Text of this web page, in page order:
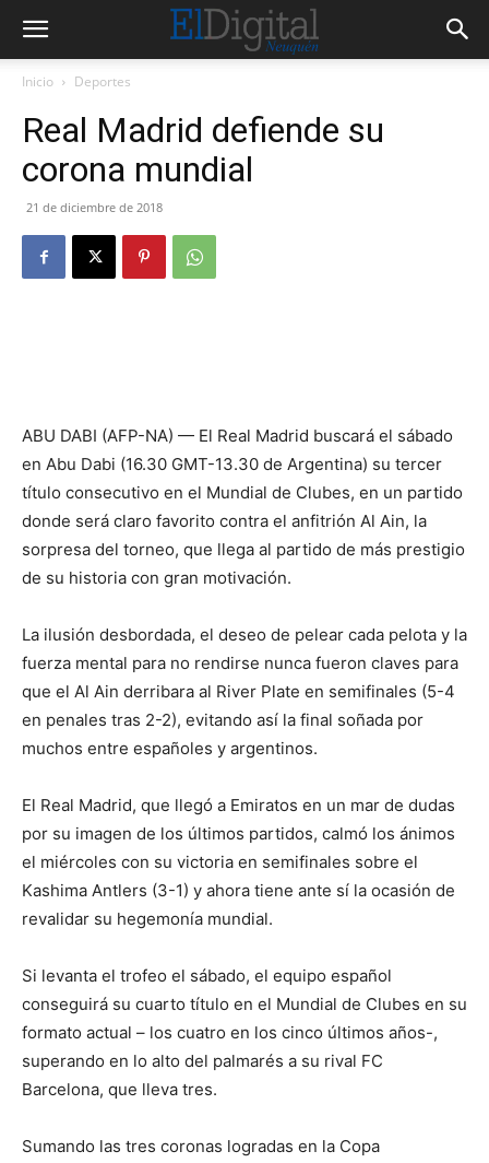
Inicio Deportes
Real Madrid defiende su
corona mundial
21 de diciembre de 2018
ABU DABI (AFP-NA) — El Real Madrid buscará el sábado
en Abu Dabi (16.30 GMT-13.30 de Argentina) su tercer
título consecutivo en el Mundial de Clubes, en un partido
donde será claro favorito contra el anfitrión Al Ain, la
sorpresa del torneo, que llega al partido de más prestigio
de su historia con gran motivación.
La ilusión desbordada, el deseo de pelear cada pelota y la
fuerza mental para no rendirse nunca fueron claves para
que el Al Ain derribara al River Plate en semifinales (5-4
en penales tras 2-2), evitando así la final soñada por
muchos entre españoles y argentinos.
El Real Madrid, que llegó a Emiratos en un mar de dudas
por su imagen de los últimos partidos, calmó los ánimos
el miércoles con su victoria en semifinales sobre el
Kashima Antlers (3-1) y ahora tiene ante sí la ocasión de
revalidar su hegemonía mundial.
Si levanta el trofeo el sábado, el equipo español
conseguirá su cuarto título en el Mundial de Clubes en su
formato actual – los cuatro en los cinco últimos años-,
superando en lo alto del palmarés a su rival FC
Barcelona, que lleva tres.
Sumando las tres coronas logradas en la Copa